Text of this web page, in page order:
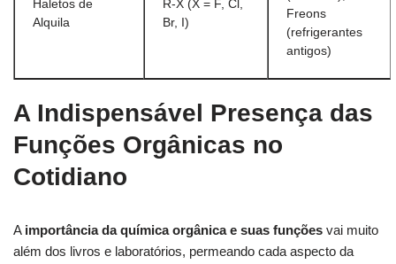
Haletos de
Alquila
R-X (X = F, Cl,
Br, I)
Freons
(refrigerantes
antigos)
A Indispensável Presença das
Funções Orgânicas no
Cotidiano
A importância da química orgânica e suas funções vai muito
além dos livros e laboratórios, permeando cada aspecto da